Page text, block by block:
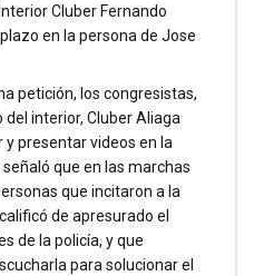
Cluber Fernando
en la persona de Jose
petición, los congresistas,
interior, Cluber Aliaga
presentar videos en la
que en las marchas
que incitaron a la
de apresurado el
de la policía, y que
para solucionar el